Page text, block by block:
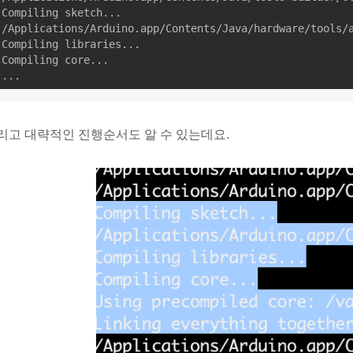
Compiling sketch...
/Applications/Arduino.app/Contents/Java/hardware/
Compiling libraries...
Compiling core...
...
고 대략적인 진행순서도 알 수 있는데요.